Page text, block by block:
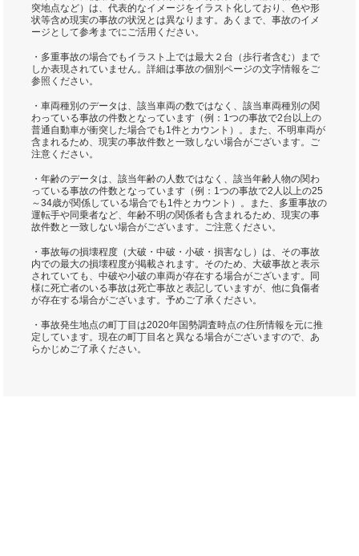
突地点など）は、代表的なイメージをイラスト化しており、色や形
状等含め現実の事故の状況とは異なります。あくまで、事故のイメ
ージとして参考までにご活用ください。
・多重事故の場合でもイラスト上では最大２台（歩行者含む）まで
しか表現されていません。詳細は事故の個別ページの文字情報をご
参照ください。
・車両種別のデータは、該当車両の数ではなく、該当車両種別の関
わっている事故の件数となっています（例：1つの事故で2台以上の
普通自動車が衝突した場合でも1件とカウント）。また、不明車両が
含まれるため、現実の事故件数と一致しない場合がございます。ご
注意ください。
・年齢のデータは、該当年齢の人数ではなく、該当年齢人物の関わ
っている事故の件数となっています（例：1つの事故で2人以上の25
～34歳が関係している場合でも1件とカウント）。また、多重事故の
運転手や同乗者など、年齢不明の関係者も含まれるため、現実の事
故件数と一致しない場合がございます。ご注意ください。
・事故毎の損壊程度（大破・中破・小破・損害なし）は、その事故
内での最大の損壊程度が掲載されます。そのため、大破事故と表示
されていても、中破や小破の車両が存在する場合がございます。同
様に死亡者のいる事故は死亡事故と表記していますが、他に負傷者
が存在する場合がございます。予めご了承ください。
・事故発生地点の町丁目は2020年国勢調査時点の住所情報を元に推
定しています。現在の町丁目名と異なる場合がございますので、あ
らかじめご了承ください。